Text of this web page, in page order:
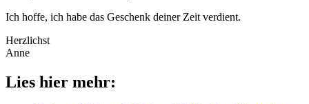
Ich hoffe, ich habe das Geschenk deiner Zeit verdient.
Herzlichst
Anne
Lies hier mehr: